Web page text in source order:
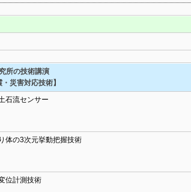
所の技術講演
災害対応技術】
石流センサー
体の3次元挙動把握技術
位計測技術